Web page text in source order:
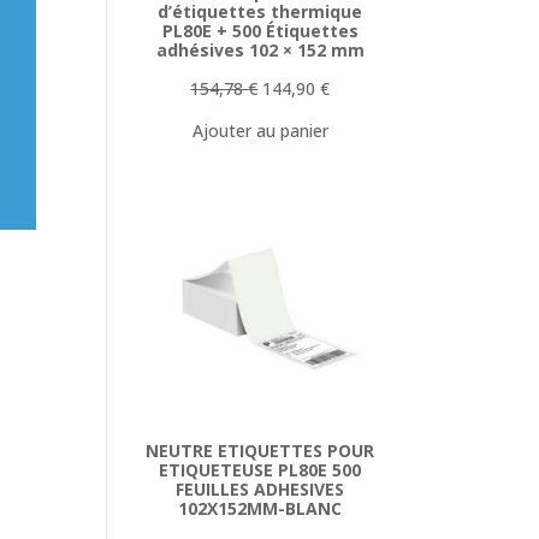
d’étiquettes thermique
PL80E + 500 Étiquettes
adhésives 102 × 152 mm
154,78€ Le
initial
144,90€Le
Ajouter au panier
NEUTRE ETIQUETTES POUR
ETIQUETEUSE PL80E 500
FEUILLES ADHESIVES
102X152MM-BLANC